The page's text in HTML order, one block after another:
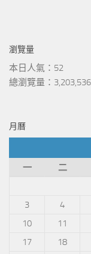
瀏覽量
本日人氣：52
總瀏覽量：3,203,536
月曆
一
二
3
4
10
11
17
18